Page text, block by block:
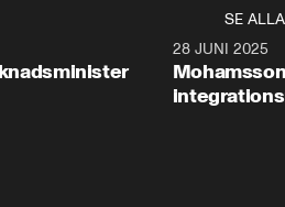
SE ALLA
28 JUNI 2025